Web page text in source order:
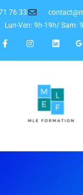
76 33
Lun-Ven: 9h-19h/ Sam: